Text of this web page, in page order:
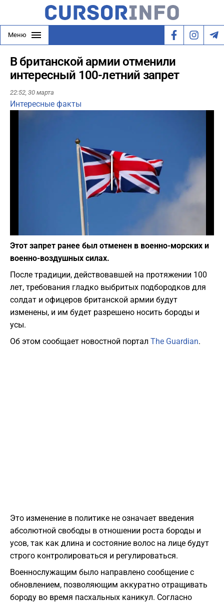
Меню
В британской армии отменили
интересный 100-летний запрет
22:52, 30 марта
Интересные факты
Play
Этот запрет ранее был отменен в военно-морских и
военно-воздушных силах.
После традиции, действовавшей на протяжении 100
лет, требования гладко выбритых подбородков для
солдат и офицеров британской армии будут
изменены, и им будет разрешено носить бороды и
усы.
Об этом сообщает новостной портал The Guardian.
Это изменение в политике не означает введения
абсолютной свободы в отношении роста бороды и
усов, так как длина и состояние волос на лице будут
строго контролироваться и регулироваться.
Военнослужащим было направлено сообщение с
обновлением, позволяющим аккуратно отращивать
бороду во время пасхальных каникул. Согласно